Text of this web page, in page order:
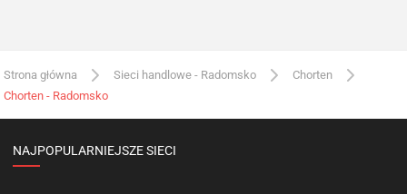
Strona główna Sieci handlowe - Radomsko
Chorten
Chorten - Radomsko
NAJPOPULARNIEJSZE SIECI